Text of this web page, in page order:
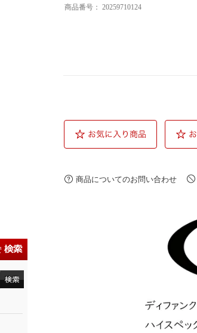
商品番号： 20259710124
商品についてのお問い合わせ